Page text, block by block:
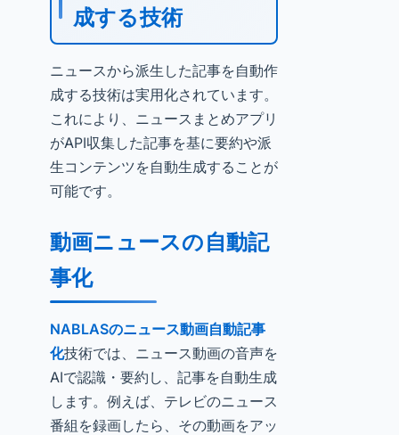
成する技術
ニュースから派生した記事を自動作
成する技術は実用化されています。
これにより、ニュースまとめアプリ
がAPI収集した記事を基に要約や派
生コンテンツを自動生成することが
可能です。
動画ニュースの自動記
事化
NABLASのニュース動画自動記事
化技術では、ニュース動画の音声を
AIで認識・要約し、記事を自動生成
します。例えば、テレビのニュース
番組を録画したら、その動画をアッ